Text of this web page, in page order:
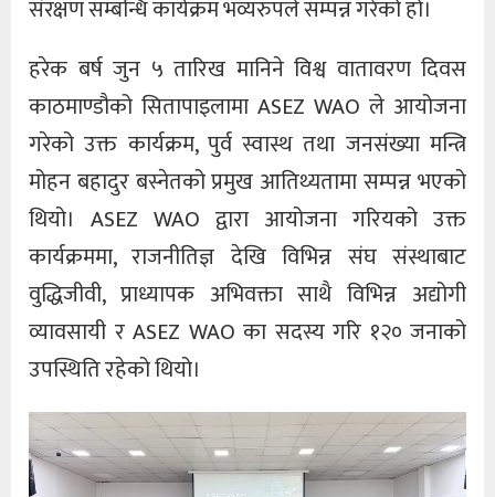
संरक्षण सम्बन्धि कार्यक्रम भव्यरुपले सम्पन्न गरेको हो।
हरेक बर्ष जुन ५ तारिख मानिने विश्व वातावरण दिवस
काठमाण्डौको सितापाइलामा ASEZ WAO ले आयोजना
गरेको उक्त कार्यक्रम, पुर्व स्वास्थ तथा जनसंख्या मन्त्रि
मोहन बहादुर बस्नेतको प्रमुख आतिथ्यतामा सम्पन्न भएको
थियो। ASEZ WAO द्वारा आयोजना गरियको उक्त
कार्यक्रममा, राजनीतिज्ञ देखि विभिन्न संघ संस्थाबाट
वुद्धिजीवी, प्राध्यापक अभिवक्ता साथै विभिन्न अद्योगी
व्यावसायी र ASEZ WAO का सदस्य गरि १२० जनाको
उपस्थिति रहेको थियो।